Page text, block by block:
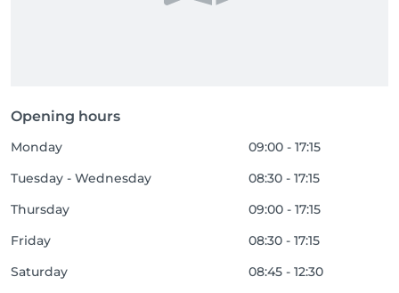
Opening hours
Monday
09:00 - 17:15
Tuesday - Wednesday
08:30 - 17:15
Thursday
09:00 - 17:15
Friday
08:30 - 17:15
Saturday
08:45 - 12:30